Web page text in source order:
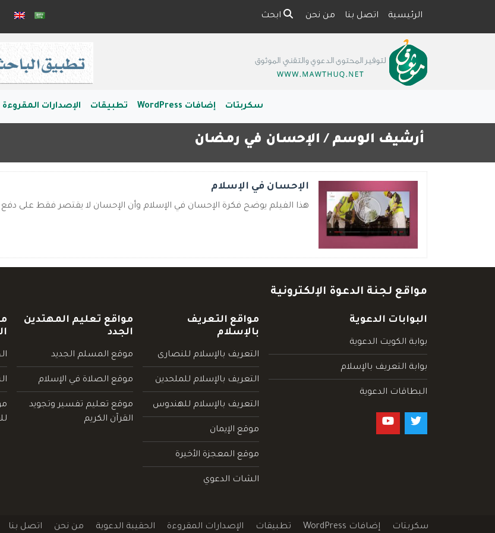
الرئيسية اتصل بنا من نحن ابحث
سكربتات إضافات WordPress تطبيقات الإصدارات المقروءة
أرشيف الوسم / الإحسان في رمضان
الإحسان في الإسلام
هذا الفيلم يوضح فكرة الإحسان في الإسلام وأن الإحسان لا يقتصر فقط على
مواقع لجنة الدعوة الإلكترونية
البوابات الدعوية
بوابة الكويت الدعوية
بوابة التعريف بالإسلام
البطاقات الدعوية
مواقع التعريف
بالإسلام
التعريف بالإسلام للنصارى
التعريف بالإسلام للملحدين
التعريف بالإسلام للهندوس
موقع الإيمان
موقع المعجزة الأخيرة
الشات الدعوي
مواقع تعليم المهتدين
الجدد
موقع المسلم الجديد
موقع الصلاة في الإسلام
موقع تعليم تفسير وتجويد
القرآن الكريم
سكربتات إضافات WordPress تطبيقات الإصدارات المقروءة الحقيبة الدعوية من نحن اتصل بنا